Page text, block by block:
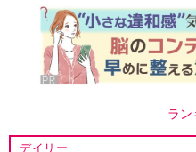
ラ
デイリー